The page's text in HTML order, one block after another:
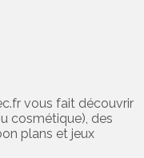
vous fait découvrir
cosmétique), des
plans et jeux